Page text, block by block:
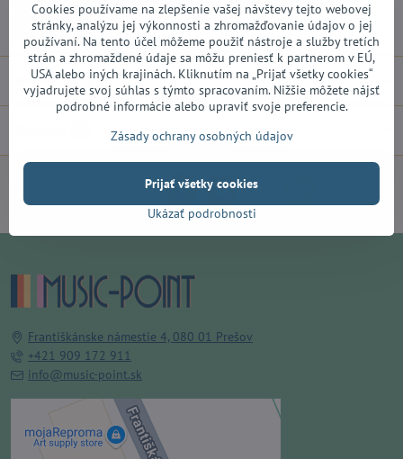
ZĽAVY
Recenzie 0
Bluesky Pinterest
mail
Františkánske námestie 4, 080 01 Prešov
+421 909 172 911
info@music-point.sk
Externý obsah je blokovaný
Cookies používame na zlepšenie vašej návštevy tejto webovej
stránky, analýzu jej výkonnosti a zhromažďovanie údajov o jej
používaní. Na tento účel môžeme použiť nástroje a služby tretích
strán a zhromaždené údaje sa môžu preniesť k partnerom v EÚ,
USA alebo iných krajinách. Kliknutím na „Prijať všetky cookies“
vyjadrujete svoj súhlas s týmto spracovaním. Nižšie môžete nájsť
podrobné informácie alebo upraviť svoje preferencie.
Zásady ochrany osobných údajov
Ukázať podrobnosti
Prijať všetky cookies